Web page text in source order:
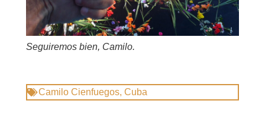
Seguiremos bien, Camilo.
Camilo Cienfuegos, Cuba